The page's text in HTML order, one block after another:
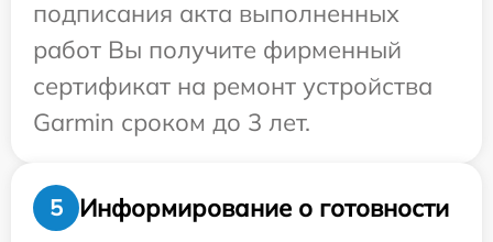
подписания акта выполненных
работ Вы получите фирменный
сертификат на ремонт устройства
Garmin сроком до 3 лет.
5
Информирование о готовности